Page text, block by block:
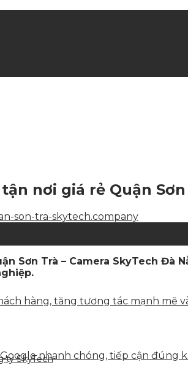
hàng, tăng tương tác mạnh mẽ
nhanh chóng, tiếp cận
nơi giá rẻ Quận Sơn
Sơn Trà – Camera SkyTech
ty SkyTech